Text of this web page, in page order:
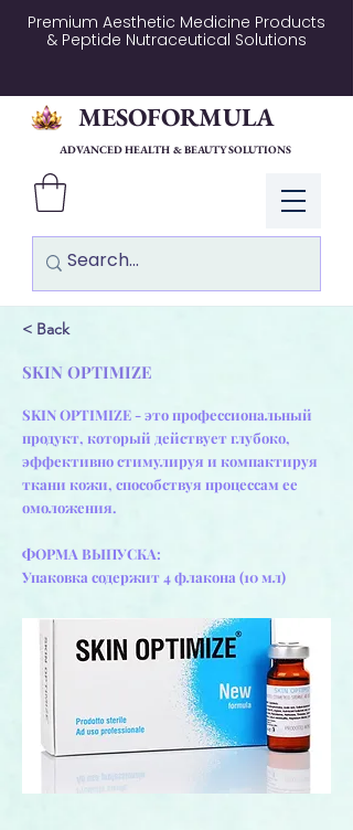
Premium Aesthetic Medicine Products
& Peptide Nutraceutical Solutions
Log In
MESOFORMULA
ADVANCED HEALTH & BEAUTY SOLUTIONS
< Back
SKIN OPTIMIZE
SKIN OPTIMIZE - это профессиональный
продукт, который действует глубоко,
эффективно стимулируя и компактируя
ткани кожи, способствуя процессам ее
омоложения.
ФОРМА ВЫПУСКА:
Упаковка содержит 4 флакона (10 мл)